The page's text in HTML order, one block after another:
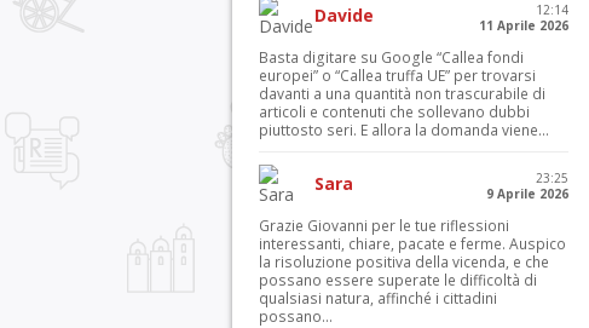
Davide
12:14
11 Aprile 2026
Basta digitare su Google “Callea fondi
europei” o “Callea truffa UE” per trovarsi
davanti a una quantità non trascurabile di
articoli e contenuti che sollevano dubbi
piuttosto seri. E allora la domanda viene...
Sara
23:25
9 Aprile 2026
Grazie Giovanni per le tue riflessioni
interessanti, chiare, pacate e ferme. Auspico
la risoluzione positiva della vicenda, e che
possano essere superate le difficoltà di
qualsiasi natura, affinché i cittadini
possano...